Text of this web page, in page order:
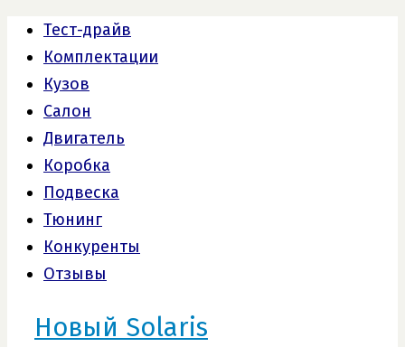
Тест-драйв
Комплектации
Кузов
Салон
Двигатель
Коробка
Подвеска
Тюнинг
Конкуренты
Отзывы
Новый Solaris